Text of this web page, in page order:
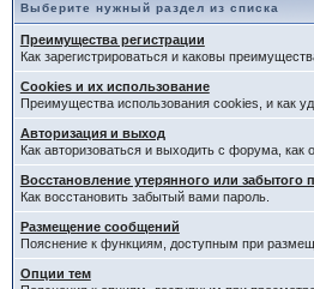
Выберите нужный раздел из списка
Преимущества регистрации
Как зарегистрироваться и каковы
Cookies и их использование
Преимущества использования cookies, и как
Авторизация и выход
Как авторизоваться и выходить с форума, как
Восстановление утерянного или забытого
Как восстановить забытый вами пароль.
Размещение сообщений
Пояснение к функциям, доступным при
Опции тем